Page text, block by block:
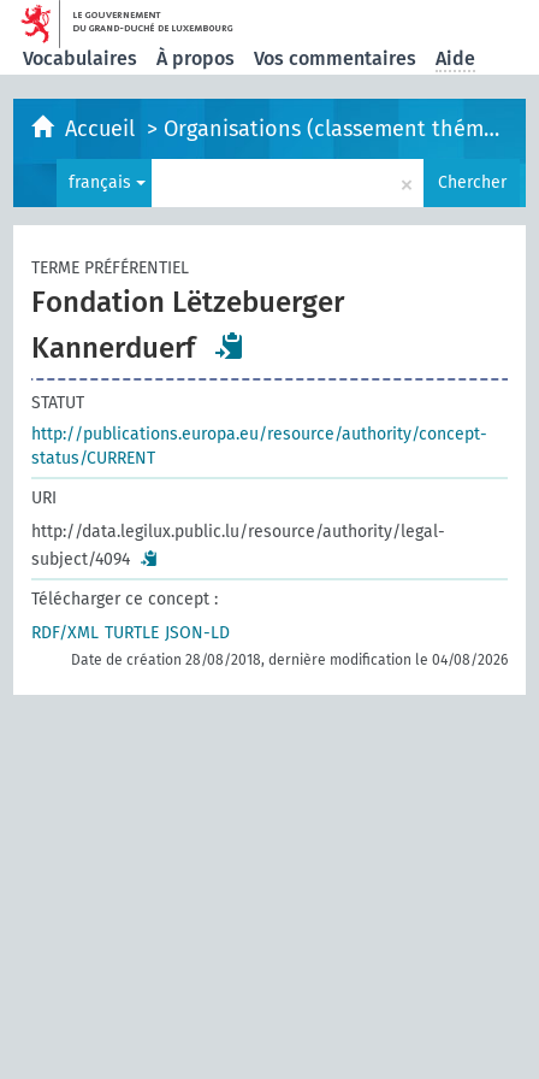
Vocabulaires À propos Vos commentaires Aide
Accueil > Organisations (classement thématique)
français × Chercher
TERME PRÉFÉRENTIEL
Fondation Lëtzebuerger
Kannerduerf
STATUT
http://publications.europa.eu/resource/authority/concept-
status/CURRENT
URI
http://data.legilux.public.lu/resource/authority/legal-
subject/4094
Télécharger ce concept :
RDF/XML TURTLE JSON-LD
Date de création 28/08/2018, dernière modification le 04/08/2026